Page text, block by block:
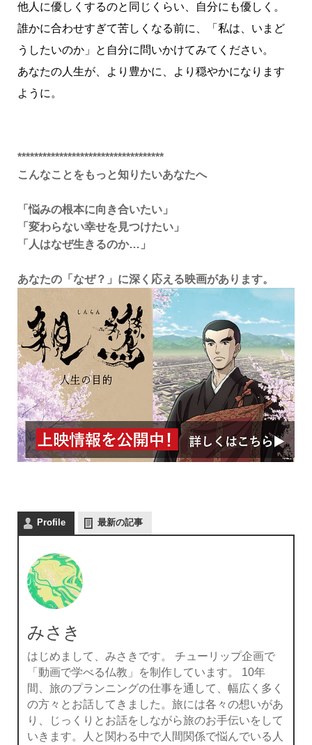
他人に優しくするのと同じくらい、自分にも優しく。
誰かに合わせすぎて苦しくなる前に、「私は、いまど
うしたいのか」と自分に問いかけてみてください。
あなたの人生が、より豊かに、より穏やかになります
ように。
***********************************
こんなことをもっと知りたいあなたへ
「悩みの根本に向き合いたい」
「変わらない幸せを見つけたい」
「人はなぜ生きるのか…」
あなたの「なぜ？」に深く応える映画があります。
Profile 最新の記事
みさき
はじめまして、みさきです。 チューリップ企画で
「動画で学べる仏教」を制作しています。 10年
間、旅のプランニングの仕事を通して、幅広く多く
の方々とお話してきました。旅には各々の想いがあ
り、じっくりとお話をしながら旅のお手伝いをして
いきます。人と関わる中で人間関係で悩んでいる人